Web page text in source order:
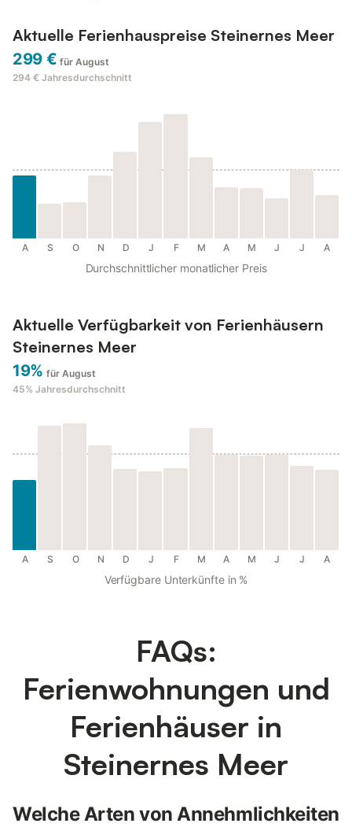
Aktuelle Ferienhauspreise Steinernes Meer
299 € für August
294 € Jahresdurchschnitt
A S O N D J F M A M J J A
Durchschnittlicher monatlicher Preis
Aktuelle Verfügbarkeit von Ferienhäusern
Steinernes Meer
19% für August
45% Jahresdurchschnitt
A S O N D J F M A M J J A
Verfügbare Unterkünfte in %
FAQs:
Ferienwohnungen und
Ferienhäuser in
Steinernes Meer
Welche Arten von Annehmlichkeiten